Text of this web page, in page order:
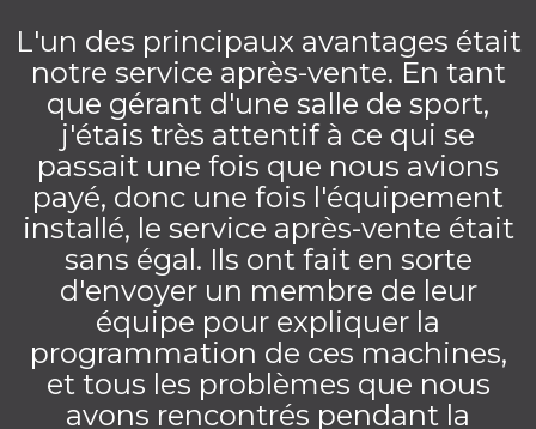
L'un des principaux avantages était
notre service après-vente. En tant
que gérant d'une salle de sport,
j'étais très attentif à ce qui se
passait une fois que nous avions
payé, donc une fois l'équipement
installé, le service après-vente était
sans égal. Ils ont fait en sorte
d'envoyer un membre de leur
équipe pour expliquer la
programmation de ces machines,
et tous les problèmes que nous
avons rencontrés pendant la